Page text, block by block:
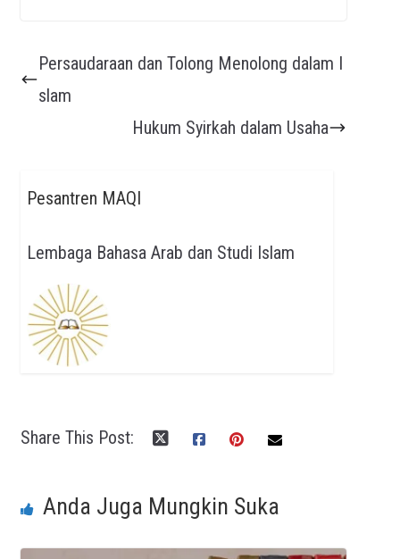
Persaudaraan dan Tolong Menolong dalam I
slam
Hukum Syirkah dalam Usaha
Pesantren MAQI
Lembaga Bahasa Arab dan Studi Islam
Share This Post:
Anda Juga Mungkin Suka